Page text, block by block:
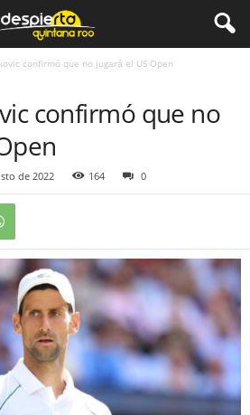
confirmó que no jugará el US Open
confirmó que no
de 2022 164 0